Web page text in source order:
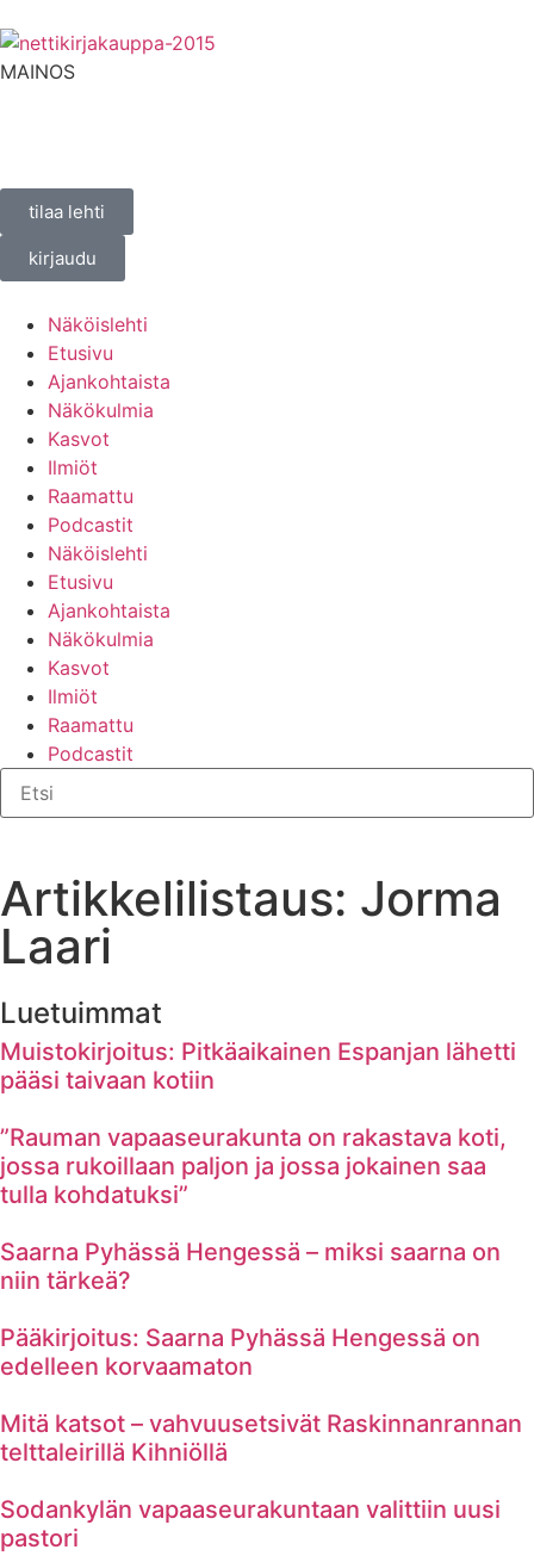
MAINOS
tilaa lehti
kirjaudu
Näköislehti
Etusivu
Ajankohtaista
Näkökulmia
Kasvot
Ilmiöt
Raamattu
Podcastit
Näköislehti
Etusivu
Ajankohtaista
Näkökulmia
Kasvot
Ilmiöt
Raamattu
Podcastit
Artikkelilistaus: Jorma
Laari
Luetuimmat
Muistokirjoitus: Pitkäaikainen Espanjan lähetti
pääsi taivaan kotiin
”Rauman vapaaseurakunta on rakastava koti,
jossa rukoillaan paljon ja jossa jokainen saa
tulla kohdatuksi”
Saarna Pyhässä Hengessä – miksi saarna on
niin tärkeä?
Pääkirjoitus: Saarna Pyhässä Hengessä on
edelleen korvaamaton
Mitä katsot – vahvuusetsivät Raskinnanrannan
telttaleirillä Kihniöllä
Sodankylän vapaaseurakuntaan valittiin uusi
pastori